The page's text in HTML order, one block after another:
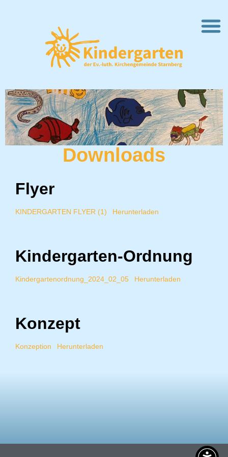
Downloads
Flyer
KINDERGARTEN FLYER (1) Herunterladen
Kindergarten-Ordnung
Kindergartenordnung_2024_02_05 Herunterladen
Konzept
Konzeption Herunterladen